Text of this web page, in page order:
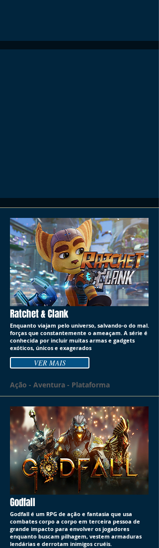
Ratchet & Clank
Enquanto viajam pelo universo, salvando-o do mal.
forças que constantemente o ameaçam. A série é
conhecida por incluir muitas armas e gadgets
exóticos, únicos e exagerados
VER MAIS
Ação - Aventura - Plataforma
Godfall
Godfall é um RPG de ação e fantasia que usa
combates corpo a corpo em terceira pessoa de
grande impacto para envolver os jogadores
enquanto buscam pilhagem, vestem armaduras
lendárias e derrotam inimigos cruéis.